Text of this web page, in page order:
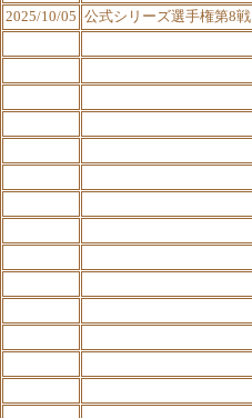
2025/10/05 公式シリーズ選手権第8戦